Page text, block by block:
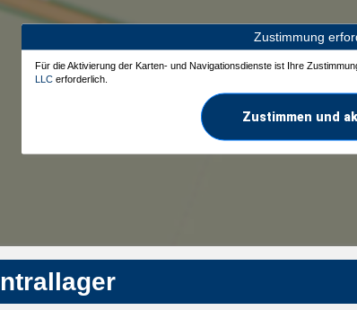
Zustimmung
Für die Aktivierung der Karten- und Navigationsdienste ist Ihre
LLC erforderlich.
Zustimmen und